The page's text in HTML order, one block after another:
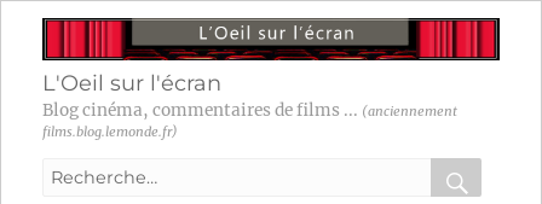
L'Oeil sur l'écran
Blog cinéma, commentaires de films ... (anciennement
films.blog.lemonde.fr)
Recherche